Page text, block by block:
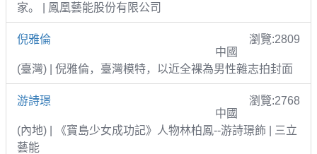
家。 | 鳳凰藝能股份有限公司
倪雅倫
瀏覽:2809
中國
(臺灣) | 倪雅倫，臺灣模特，以近全裸為男性雜志拍封面
游詩璟
瀏覽:2768
中國
(內地) | 《寶島少女成功記》人物林柏鳳--游詩璟飾 | 三立
藝能